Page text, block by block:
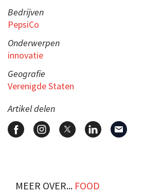
Bedrijven
PepsiCo
Onderwerpen
innovatie
Geografie
Verenigde Staten
Artikel delen
MEER OVER... FOOD